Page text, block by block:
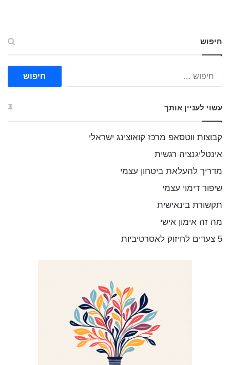
חיפוש
:
עשוי לעניין אותך
קבוצות ווטסאפ מרכז קואוצינג ישראלי
אינטליגנציה רגשית
מדריך להעלאת ביטחון עצמי
שיפור דימוי עצמי
תקשורת בינאישית
מה זה אימון אישי
5 צעדים לחיזוק לאסרטיביות